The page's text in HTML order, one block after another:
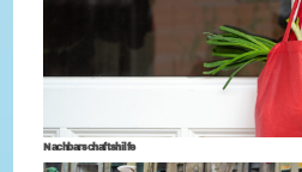
Nachbarschaftshilfe